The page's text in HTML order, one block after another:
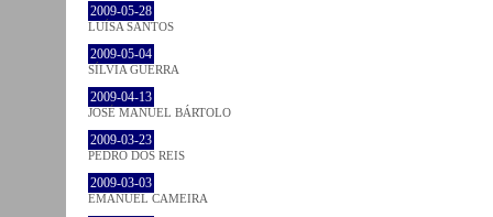
2009-05-28
LUÍSA SANTOS
2009-05-04
SÍLVIA GUERRA
2009-04-13
JOSÉ MANUEL BÁRTOLO
2009-03-23
PEDRO DOS REIS
2009-03-03
EMANUEL CAMEIRA